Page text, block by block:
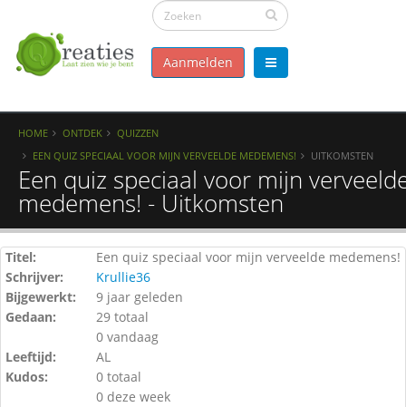
Aanmelden
HOME ONTDEK
QUIZZEN
EEN QUIZ SPECIAAL VOOR MIJN VERVEELDE MEDEMENS!
UITKOMSTEN
Een quiz speciaal voor mijn
medemens! - Uitkomsten
Titel:
Een quiz speciaal voor mijn verveelde medemens!
Schrijver:
Krullie36
Bijgewerkt:
9 jaar geleden
Gedaan:
29 totaal
0 vandaag
Leeftijd:
AL
Kudos:
0 totaal
0 deze week